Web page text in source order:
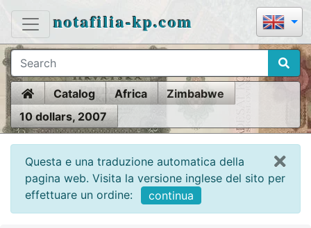
notafilia-kp.com
HomeCatalog Africa
Zimbabwe
10 dollars, 2007
Questa e una traduzione automatica della
pagina web. Visita la versione inglese del sito per
effettuare un ordine:
continua